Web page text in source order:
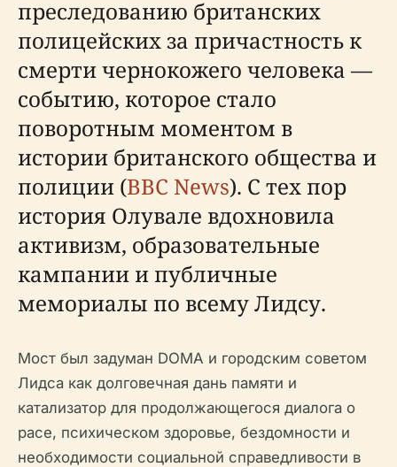
преследованию британских
полицейских за причастность к
смерти чернокожего человека —
событию, которое стало
поворотным моментом в
истории британского общества и
полиции (BBC News). С тех пор
история Олувале вдохновила
активизм, образовательные
кампании и публичные
мемориалы по всему Лидсу.
Мост был задуман DOMA и городским советом
Лидса как долговечная дань памяти и
катализатор для продолжающегося диалога о
расе, психическом здоровье, бездомности и
необходимости социальной справедливости в